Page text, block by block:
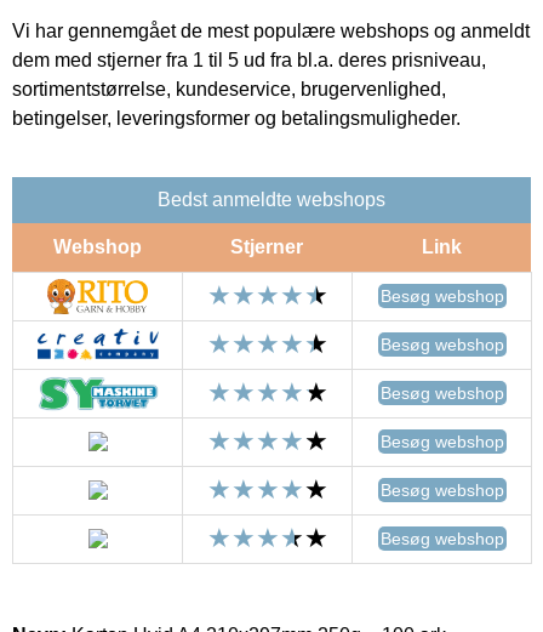
Vi har gennemgået de mest populære webshops og anmeldt
dem med stjerner fra 1 til 5 ud fra bl.a. deres prisniveau,
sortimentstørrelse, kundeservice, brugervenlighed,
betingelser, leveringsformer og betalingsmuligheder.
Bedst anmeldte webshops
Webshop Stjerner Link
Besøg webshop
Besøg webshop
Besøg webshop
Besøg webshop
Besøg webshop
Besøg webshop